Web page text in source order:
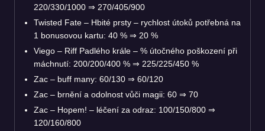
220/330/1000 ⇒ 270/405/900
Twisted Fate – Hbité prsty – rychlost útoků potřebná na
1 bonusovou kartu: 40 % ⇒ 20 %
Viego – Riff Padlého krále – % útočného poškození při
máchnutí: 200/200/400 % ⇒ 225/225/450 %
Zac – buff many: 60/130 ⇒ 60/120
Zac – brnění a odolnost vůči magii: 60 ⇒ 70
Zac – Hopem! – léčení za odraz: 100/150/800 ⇒
120/160/800